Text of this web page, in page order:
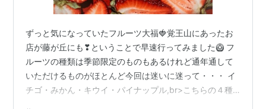
ずっと気になっていたフルーツ大福🍓覚王山にあったお
店が藤が丘にも❣ということで早速行ってみました🥝 フ
ルーツの種類は季節限定のものもあるけれど通年通して
いただけるものがほとんど今回は迷いに迷って・・・ イ
チゴ・みかん・キウイ・パイナップル,br>こちらの４種